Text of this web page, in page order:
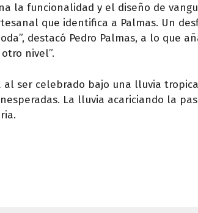
la funcionalidad y el diseño de
que identifica a Palmas. Un
destacó Pedro Palmas, a lo que
nivel”.
al ser celebrado bajo una lluvia
La lluvia acariciando la